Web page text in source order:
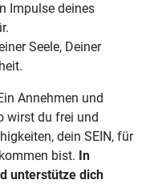
Impulse deines
Seele, Deiner
Annehmen und
wirst du frei und
dein SEIN, für
bist. In
unterstütze dich